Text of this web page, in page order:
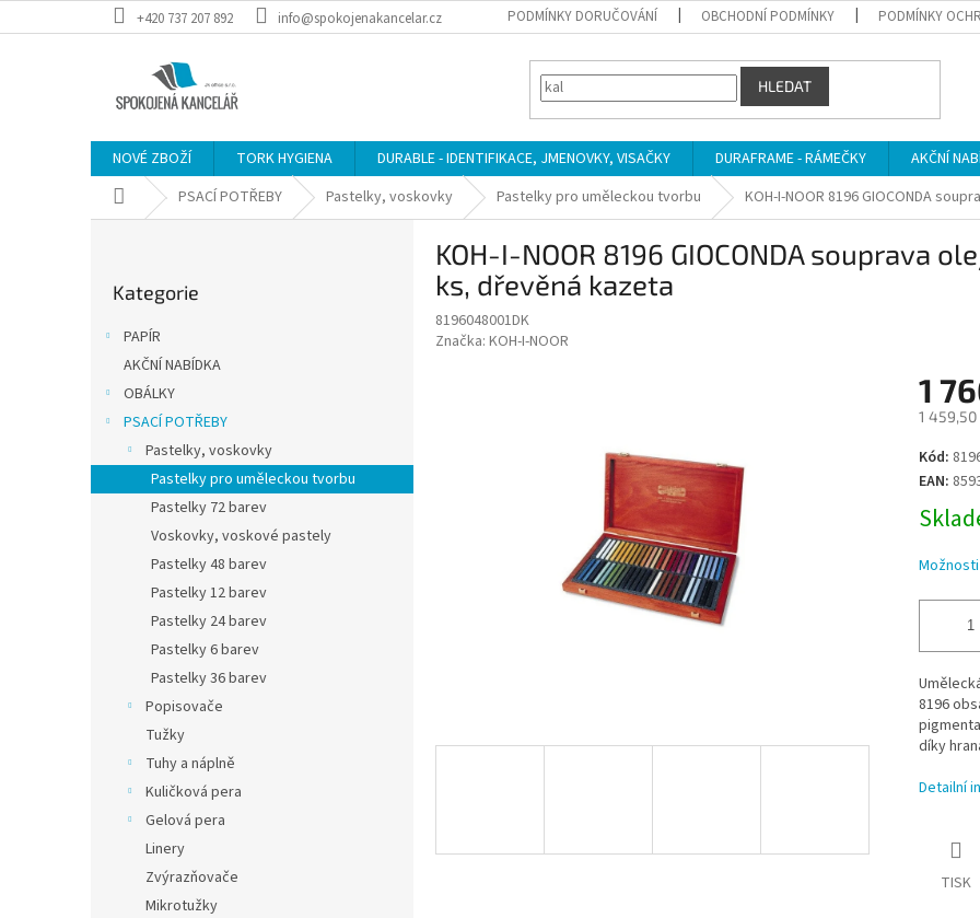
na
+420 737 207 892 info@spokojenakancelar.cz PODMÍNKY DORUČOVÁNÍ OBCHODNÍ PODMÍNKY PODMÍNKY
HLEDAT
NOVÉ ZBOŽÍ TORK HYGIENA DURABLE - IDENTIFIKACE, JMENOVKY, VISAČKY DURAFRAME - RÁMEČKY
AKČNÍ
Domů PSACÍ POTŘEBY Pastelky, voskovky Pastelky pro uměleckou tvorbu KOH-I-NOOR 8196 GIOCONDA
a
n
kategorie
Kategorie
PAPÍR
AKČNÍ NABÍDKA
OBÁLKY
PSACÍ POTŘEBY
Pastelky, voskovky
Pastelky pro uměleckou tvorbu
Pastelky 72 barev
Voskovky, voskové pastely
Pastelky 48 barev
Pastelky 12 barev
Pastelky 24 barev
Pastelky 6 barev
Pastelky 36 barev
Popisovače
Tužky
Tuhy a náplně
Kuličková pera
Gelová pera
Linery
Zvýrazňovače
Mikrotužky
KOH-I-NOOR 8196 GIOCONDA souprava
ks, dřevěná kazeta
8196048001DK
Značka: KOH-I-NOOR
1
1 459,50
Měrná
cena:
Kód:
EAN:
8196
díky
Detailní
TISK